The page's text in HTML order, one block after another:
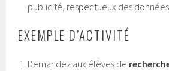
publicité, respectueux des
EXEMPLE D’ACTIVITÉ
Demandez aux élèves de